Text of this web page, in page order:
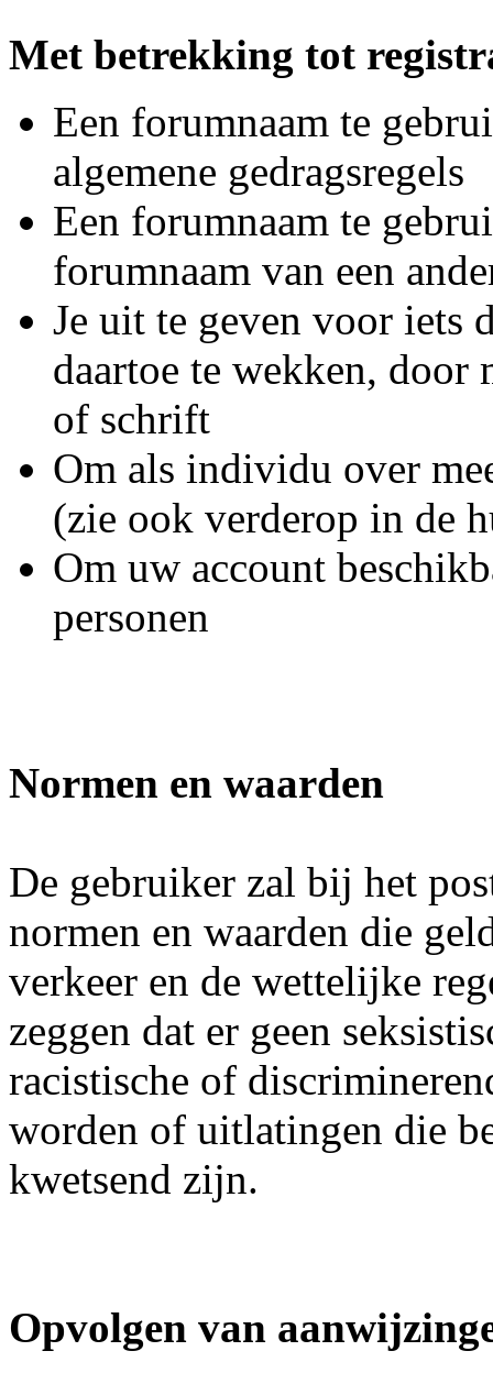
Met betrekking tot
Een forumnaam te
algemene gedragsregels
Een forumnaam te
forumnaam van een
Je uit te geven voor iets
daartoe te wekken,
of schrift
Om als individu over
(zie ook verderop in de
Om uw account
personen
Normen en waarden
De gebruiker zal bij het
normen en waarden die
verkeer en de wettelijke
zeggen dat er geen
racistische of
worden of uitlatingen die
kwetsend zijn.
Opvolgen van